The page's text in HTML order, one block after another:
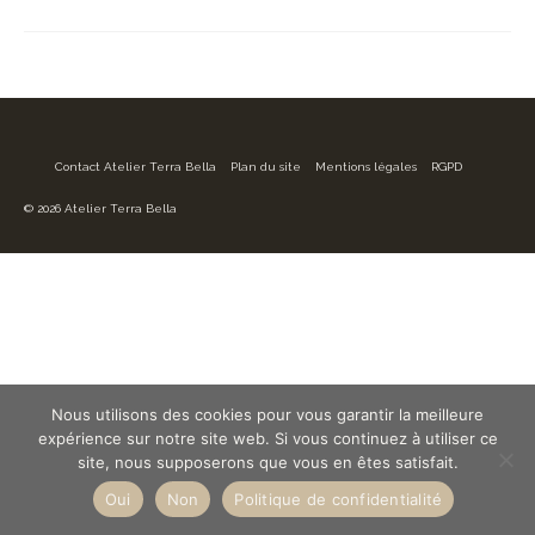
Contact Atelier Terra Bella Plan du site Mentions légales RGPD
© 2026 Atelier Terra Bella
Nous utilisons des cookies pour vous garantir la meilleure
expérience sur notre site web. Si vous continuez à utiliser ce
site, nous supposerons que vous en êtes satisfait.
Oui
Non Politique de confidentialité